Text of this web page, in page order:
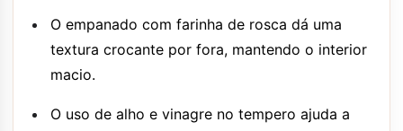
O empanado com farinha de rosca dá uma
textura crocante por fora, mantendo o interior
macio.
O uso de alho e vinagre no tempero ajuda a